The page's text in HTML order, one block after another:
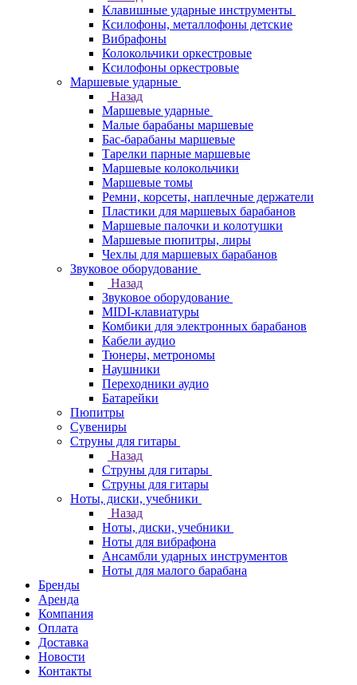
Клавишные ударные инструменты
Ксилофоны, металлофоны детские
Вибрафоны
Колокольчики оркестровые
Ксилофоны оркестровые
Маршевые ударные
Назад
Маршевые ударные
Малые барабаны маршевые
Бас-барабаны маршевые
Тарелки парные маршевые
Маршевые колокольчики
Маршевые томы
Ремни, корсеты, наплечные держатели
Пластики для маршевых барабанов
Маршевые палочки и колотушки
Маршевые пюпитры, лиры
Чехлы для маршевых барабанов
Звуковое оборудование
Назад
Звуковое оборудование
MIDI-клавиатуры
Комбики для электронных барабанов
Кабели аудио
Тюнеры, метрономы
Наушники
Переходники аудио
Батарейки
Пюпитры
Сувениры
Струны для гитары
Назад
Струны для гитары
Струны для гитары
Ноты, диски, учебники
Назад
Ноты, диски, учебники
Ноты для вибрафона
Ансамбли ударных инструментов
Ноты для малого барабана
Бренды
Аренда
Компания
Оплата
Доставка
Новости
Контакты